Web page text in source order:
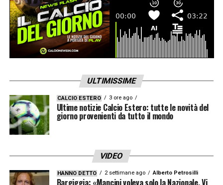
ULTIMISSIME
CALCIO ESTERO 3 ore ago
Ultime notizie Calcio Estero: tutte le novità del
giorno provenienti da tutto il mondo
VIDEO
HANNO DETTO 2 settimane ago Alberto Petrosilli
Bargiggia: «Mancini voleva solo la Nazionale. Vi